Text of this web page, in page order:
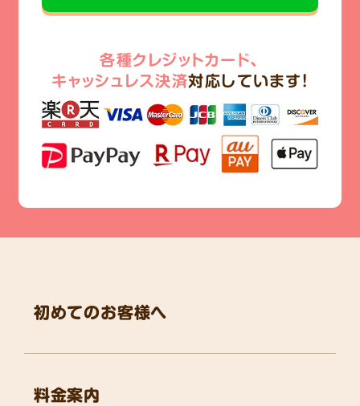
各種クレジットカード、
キャッシュレス決済対応しています!
初めてのお客様へ
料金案内